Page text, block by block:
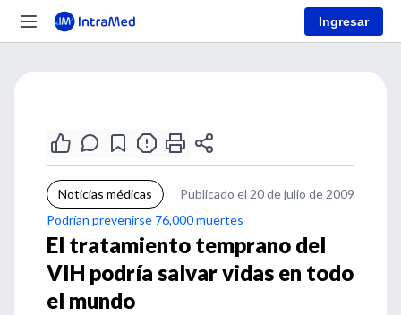
Ingresar
Noticias médicas
Publicado el 20 de julio de 2009
Podrían prevenirse 76,000 muertes
El tratamiento temprano del
VIH podría salvar vidas en todo
el mundo